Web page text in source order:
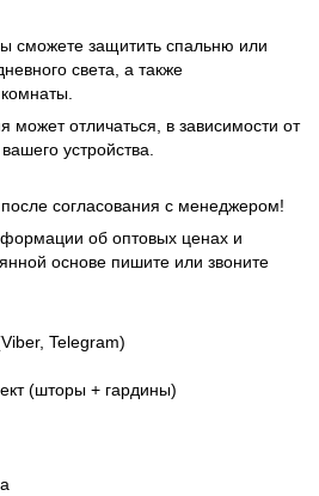
сможете защитить спальню или
света, а также
может отличаться, в зависимости от
устройства.
после согласования с менеджером!
об оптовых ценах и
основе пишите или звоните
Telegram)
(шторы + гардины)